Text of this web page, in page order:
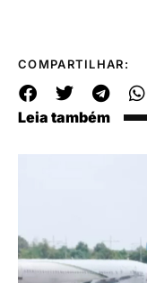
COMPARTILHAR:
Leia também